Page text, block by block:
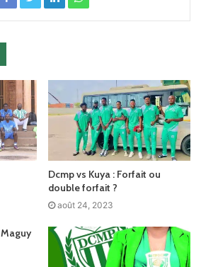
Dcmp vs Kuya : Forfait ou
double forfait ?
août 24, 2023